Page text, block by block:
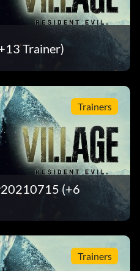
Trainer)
Trainers
(+6
Trainers